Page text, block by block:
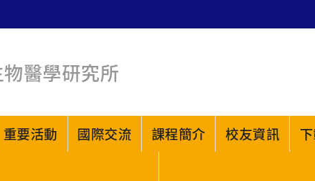
醫學研究所
重要活動 國際交流 課程簡介 校友資訊